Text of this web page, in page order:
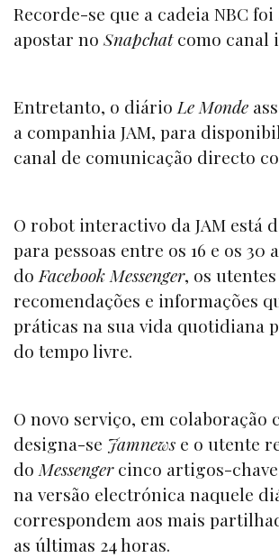
Recorde-se que a cadeia NBC
apostar no Snapchatcomo canal
Entretanto, o diário Le Monde
a companhia JAM, para
canal de comunicação directo
O robot interactivo da JAM está
para pessoas entre os 16 e os 30
doFacebook Messenger, os
recomendações e informações
práticas na sua vida quotidiana
do tempo livre.
O novo serviço, em colaboração
designa-se Jamnews e o utente
doMessengercinco artigos-
na versão electrónica naquele
correspondem aos mais
as últimas 24 horas.